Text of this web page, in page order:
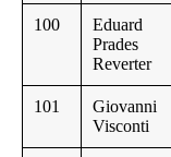
100
Eduard
Prades
Reverter
101
Giovanni
Visconti